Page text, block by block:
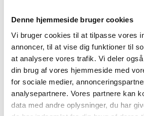
Denne hjemmeside bruger cookies
Vi bruger cookies til at tilpasse vores
annoncer, til at vise dig funktioner til
at analysere vores trafik. Vi deler
din brug af vores hjemmeside med
for sociale medier,
analysepartnere. Vores partnere kan
data med andre oplysninger, du har
REGIN